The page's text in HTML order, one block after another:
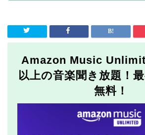
Amazon Music
以上の音楽聞き放題！
無料！